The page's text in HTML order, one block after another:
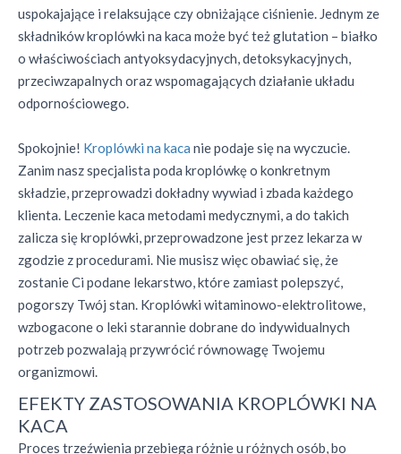
uspokajające i relaksujące czy obniżające ciśnienie. Jednym ze
składników kroplówki na kaca może być też glutation – białko
o właściwościach antyoksydacyjnych, detoksykacyjnych,
przeciwzapalnych oraz wspomagających działanie układu
odpornościowego.
Spokojnie! Kroplówki na kaca nie podaje się na wyczucie.
Zanim nasz specjalista poda kroplówkę o konkretnym
składzie, przeprowadzi dokładny wywiad i zbada każdego
klienta. Leczenie kaca metodami medycznymi, a do takich
zalicza się kroplówki, przeprowadzone jest przez lekarza w
zgodzie z procedurami. Nie musisz więc obawiać się, że
zostanie Ci podane lekarstwo, które zamiast polepszyć,
pogorszy Twój stan. Kroplówki witaminowo-elektrolitowe,
wzbogacone o leki starannie dobrane do indywidualnych
potrzeb pozwalają przywrócić równowagę Twojemu
organizmowi.
EFEKTY ZASTOSOWANIA KROPLÓWKI NA
KACA
Proces trzeźwienia przebiega różnie u różnych osób, bo